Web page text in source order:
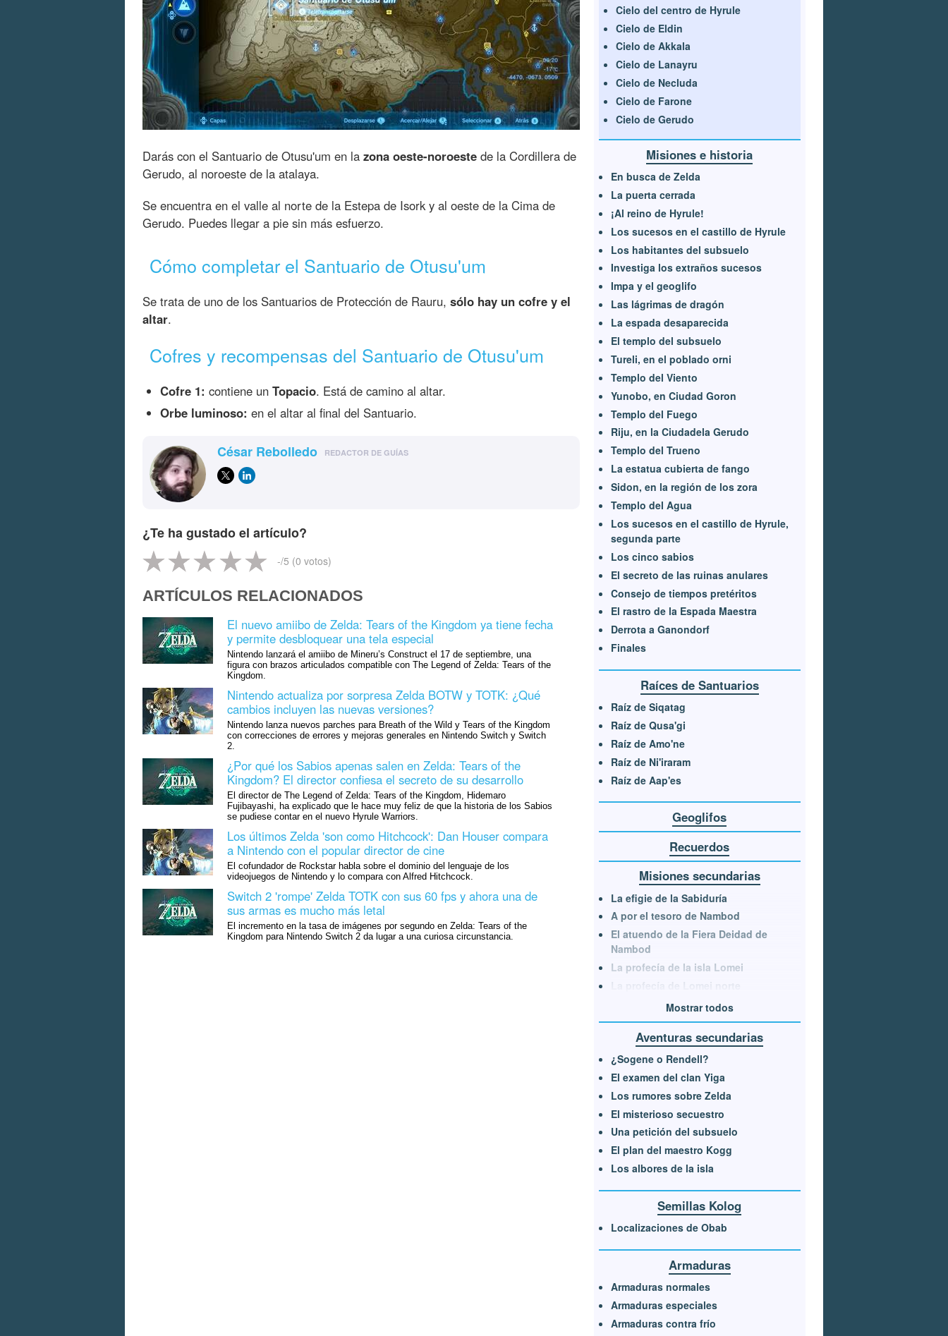
Darás con el Santuario de Otusu'um en la zona oeste-noroeste de la Cordillera de
Gerudo, al noroeste de la atalaya.
Se encuentra en el valle al norte de la Estepa de Isork y al oeste de la Cima de
Gerudo. Puedes llegar a pie sin más esfuerzo.
Cómo completar el Santuario de Otusu'um
Se trata de uno de los Santuarios de Protección de Rauru, sólo hay un cofre y el
altar.
Cofres y recompensas del Santuario de Otusu'um
Cofre 1: contiene un Topacio. Está de camino al altar.
Orbe luminoso: en el altar al final del Santuario.
César Rebolledo REDACTOR DE GUÍAS
¿Te ha gustado el artículo?
-/5 (0 votos)
ARTÍCULOS RELACIONADOS
El nuevo amiibo de Zelda: Tears of the Kingdom ya tiene fecha
y permite desbloquear una tela especial
Nintendo lanzará el amiibo de Mineru’s Construct el 17 de septiembre, una
figura con brazos articulados compatible con The Legend of Zelda: Tears of the
Kingdom.
Nintendo actualiza por sorpresa Zelda BOTW y TOTK: ¿Qué
cambios incluyen las nuevas versiones?
Nintendo lanza nuevos parches para Breath of the Wild y Tears of the Kingdom
con correcciones de errores y mejoras generales en Nintendo Switch y Switch
2.
¿Por qué los Sabios apenas salen en Zelda: Tears of the
Kingdom? El director confiesa el secreto de su desarrollo
El director de The Legend of Zelda: Tears of the Kingdom, Hidemaro
Fujibayashi, ha explicado que le hace muy feliz de que la historia de los Sabios
se pudiese contar en el nuevo Hyrule Warriors.
Los últimos Zelda 'son como Hitchcock': Dan Houser compara
a Nintendo con el popular director de cine
El cofundador de Rockstar habla sobre el dominio del lenguaje de los
videojuegos de Nintendo y lo compara con Alfred Hitchcock.
Switch 2 'rompe' Zelda TOTK con sus 60 fps y ahora una de
sus armas es mucho más letal
El incremento en la tasa de imágenes por segundo en Zelda: Tears of the
Kingdom para Nintendo Switch 2 da lugar a una curiosa circunstancia.
Cielo del centro de Hyrule
Cielo de Eldin
Cielo de Akkala
Cielo de Lanayru
Cielo de Necluda
Cielo de Farone
Cielo de Gerudo
Misiones e historia
En busca de Zelda
La puerta cerrada
¡Al reino de Hyrule!
Los sucesos en el castillo de Hyrule
Los habitantes del subsuelo
Investiga los extraños sucesos
Impa y el geoglifo
Las lágrimas de dragón
La espada desaparecida
El templo del subsuelo
Tureli, en el poblado orni
Templo del Viento
Yunobo, en Ciudad Goron
Templo del Fuego
Riju, en la Ciudadela Gerudo
Templo del Trueno
La estatua cubierta de fango
Sidon, en la región de los zora
Templo del Agua
Los sucesos en el castillo de Hyrule,
segunda parte
Los cinco sabios
El secreto de las ruinas anulares
Consejo de tiempos pretéritos
El rastro de la Espada Maestra
Derrota a Ganondorf
Finales
Raíces de Santuarios
Raíz de Siqatag
Raíz de Qusa'gi
Raíz de Amo'ne
Raíz de Ni'iraram
Raíz de Aap'es
Geoglifos
Recuerdos
Misiones secundarias
La efigie de la Sabiduría
A por el tesoro de Nambod
El atuendo de la Fiera Deidad de
Nambod
La profecía de la isla Lomei
La profecía de Lomei norte
Mostrar todos
Aventuras secundarias
¿Sogene o Rendell?
El examen del clan Yiga
Los rumores sobre Zelda
El misterioso secuestro
Una petición del subsuelo
El plan del maestro Kogg
Los albores de la isla
Semillas Kolog
Localizaciones de Obab
Armaduras
Armaduras normales
Armaduras especiales
Armaduras contra frío